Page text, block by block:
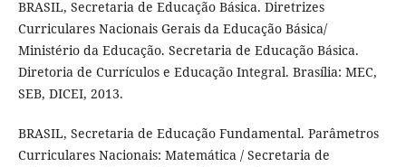
BRASIL, Secretaria de Educação Básica. Diretrizes
Curriculares Nacionais Gerais da Educação Básica/
Ministério da Educação. Secretaria de Educação Básica.
Diretoria de Currículos e Educação Integral. Brasília: MEC,
SEB, DICEI, 2013.
BRASIL, Secretaria de Educação Fundamental. Parâmetros
Curriculares Nacionais: Matemática / Secretaria de